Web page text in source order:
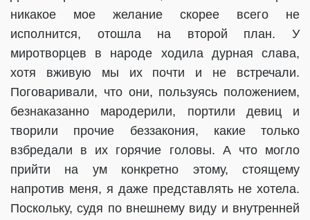
никакое мое желание скорее всего не
исполнится, отошла на второй план. У
миротворцев в народе ходила дурная слава,
хотя вживую мы их почти и не встречали.
Поговаривали, что они, пользуясь положением,
безнаказанно мародерили, портили девиц и
творили прочие беззакония, какие только
взбредали в их горячие головы. А что могло
прийти на ум конкретно этому, стоящему
напротив меня, я даже представлять не хотела.
Поскольку, судя по внешнему виду и внутренней